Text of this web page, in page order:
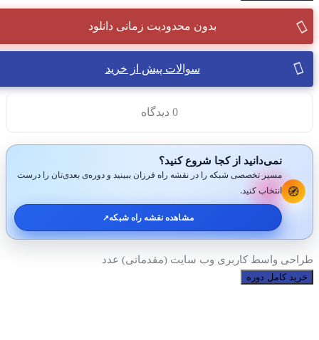
بدون محدودیت زمانی دانلود
سوالات پیش از خرید
0 دیدگاه
🧭
نمی‌دانید از کجا شروع کنید؟
مسیر تخصصی شبکه را در نقشه راه فرزان ببینید و دوره‌ی بعدی‌تان را درست
انتخاب کنید.
مشاهده نقشه راه شبکه↗️
طراحی واسط کاربری وب سایت (مقدماتی) عدد
خرید کامل دوره